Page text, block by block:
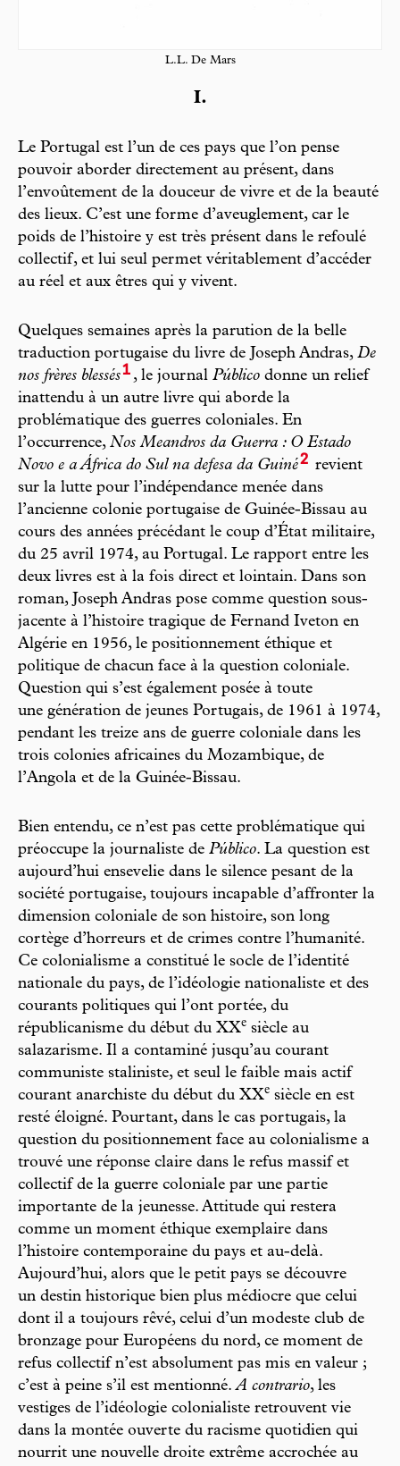
L.L. De Mars
I.
Le Portugal est l’un de ces pays que l’on pense
pouvoir aborder directement au présent, dans
l’envoûtement de la douceur de vivre et de la beauté
des lieux. C’est une forme d’aveuglement, car le
poids de l’histoire y est très présent dans le refoulé
collectif, et lui seul permet véritablement d’accéder
au réel et aux êtres qui y vivent.
Quelques semaines après la parution de la belle
traduction portugaise du livre de Joseph Andras, De
nos frères blessés1 , le journal Público donne un relief
inattendu à un autre livre qui aborde la
problématique des guerres coloniales. En
l’occurrence, Nos Meandros da Guerra : O Estado
Novo e a África do Sul na defesa da Guiné2 revient
sur la lutte pour l’indépendance menée dans
l’ancienne colonie portugaise de Guinée-Bissau au
cours des années précédant le coup d’État militaire,
du 25 avril 1974, au Portugal. Le rapport entre les
deux livres est à la fois direct et lointain. Dans son
roman, Joseph Andras pose comme question sous-
jacente à l’histoire tragique de Fernand Iveton en
Algérie en 1956, le positionnement éthique et
politique de chacun face à la question coloniale.
Question qui s’est également posée à toute
une génération de jeunes Portugais, de 1961 à 1974,
pendant les treize ans de guerre coloniale dans les
trois colonies africaines du Mozambique, de
l’Angola et de la Guinée-Bissau.
Bien entendu, ce n’est pas cette problématique qui
préoccupe la journaliste de Público. La question est
aujourd’hui ensevelie dans le silence pesant de la
société portugaise, toujours incapable d’affronter la
dimension coloniale de son histoire, son long
cortège d’horreurs et de crimes contre l’humanité.
Ce colonialisme a constitué le socle de l’identité
nationale du pays, de l’idéologie nationaliste et des
courants politiques qui l’ont portée, du
républicanisme du début du XXe siècle au
salazarisme. Il a contaminé jusqu’au courant
communiste staliniste, et seul le faible mais actif
courant anarchiste du début du XXe siècle en est
resté éloigné. Pourtant, dans le cas portugais, la
question du positionnement face au colonialisme a
trouvé une réponse claire dans le refus massif et
collectif de la guerre coloniale par une partie
importante de la jeunesse. Attitude qui restera
comme un moment éthique exemplaire dans
l’histoire contemporaine du pays et au-delà.
Aujourd’hui, alors que le petit pays se découvre
un destin historique bien plus médiocre que celui
dont il a toujours rêvé, celui d’un modeste club de
bronzage pour Européens du nord, ce moment de
refus collectif n’est absolument pas mis en valeur ;
c’est à peine s’il est mentionné.A contrario, les
vestiges de l’idéologie colonialiste retrouvent vie
dans la montée ouverte du racisme quotidien qui
nourrit une nouvelle droite extrême accrochée au